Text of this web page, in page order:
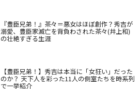
『豊臣兄弟！』茶々＝悪女はほぼ創作？秀吉が
溺愛、豊臣家滅亡を背負わされた茶々(井上和)
の壮絶すぎる生涯
【豊臣兄弟！】秀吉は本当に「女狂い」だった
のか？ 天下人を彩った11人の側室たちを時系列
で一挙紹介